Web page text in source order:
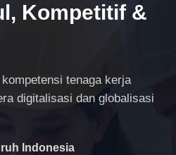
Kompetitif &
tenaga kerja
digitalisasi dan globalisasi
Indonesia